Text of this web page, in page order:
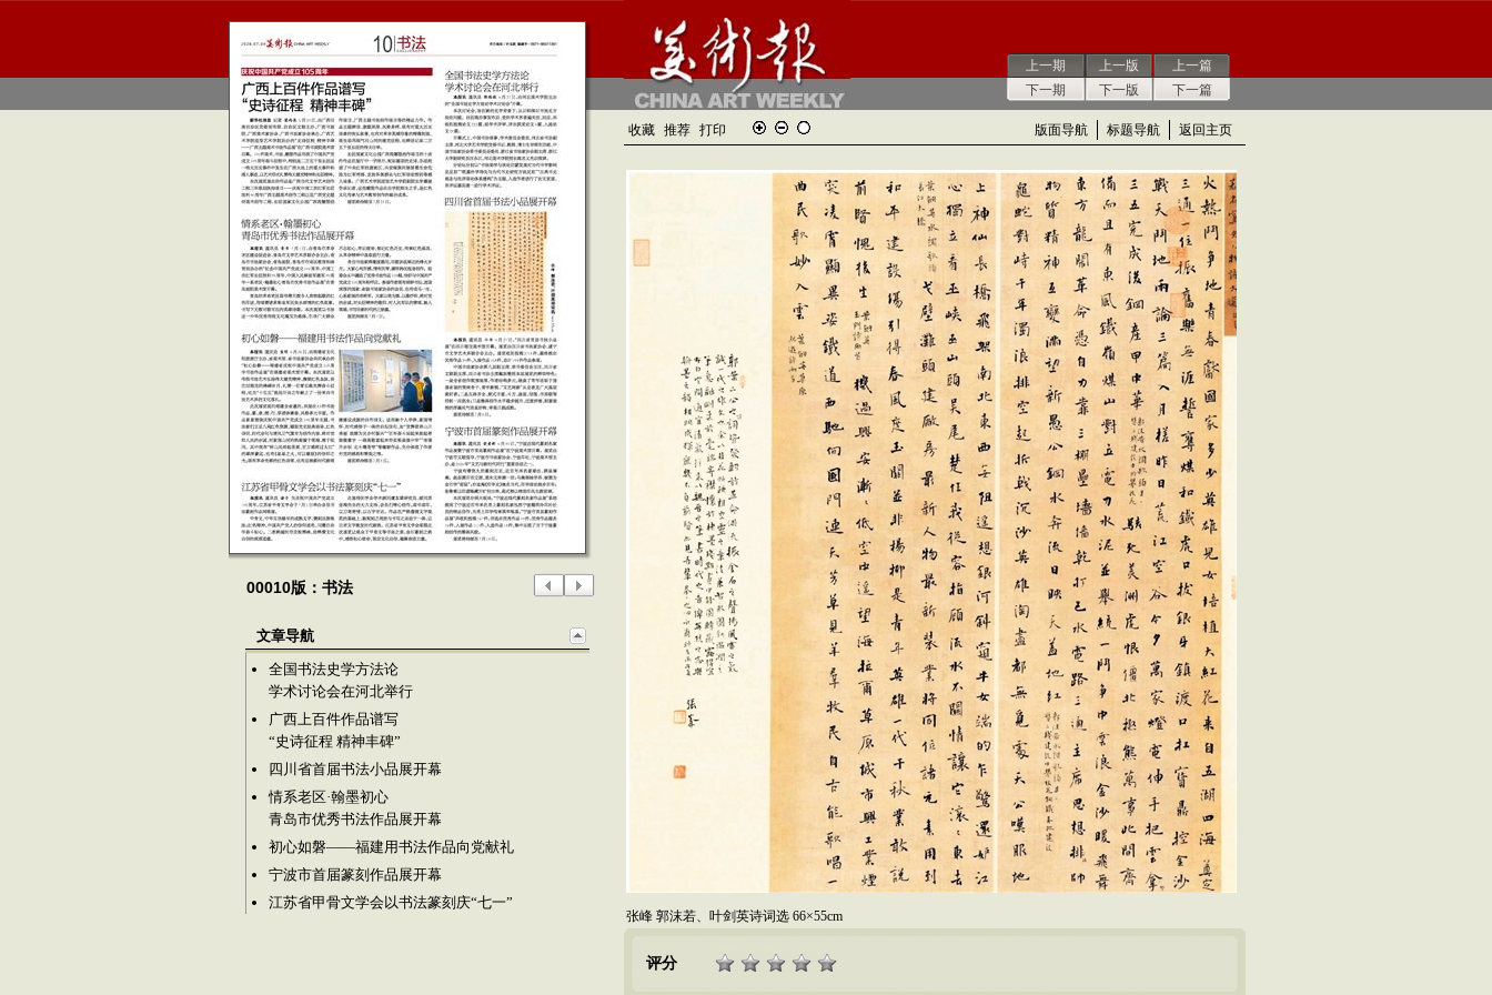
上一期
下一期
上一版
下一版
上一篇
下一篇
00010版：书法
文章导航
全国书法史学方法论
学术讨论会在河北举行
广西上百件作品谱写
“史诗征程 精神丰碑”
四川省首届书法小品展开幕
情系老区·翰墨初心
青岛市优秀书法作品展开幕
初心如磐——福建用书法作品向党献礼
宁波市首届篆刻作品展开幕
江苏省甲骨文学会以书法篆刻庆“七一”
收藏 推荐 打印 版面导航 标题导航 返回主页
张峰 郭沫若、叶剑英诗词选 66×55cm
评分